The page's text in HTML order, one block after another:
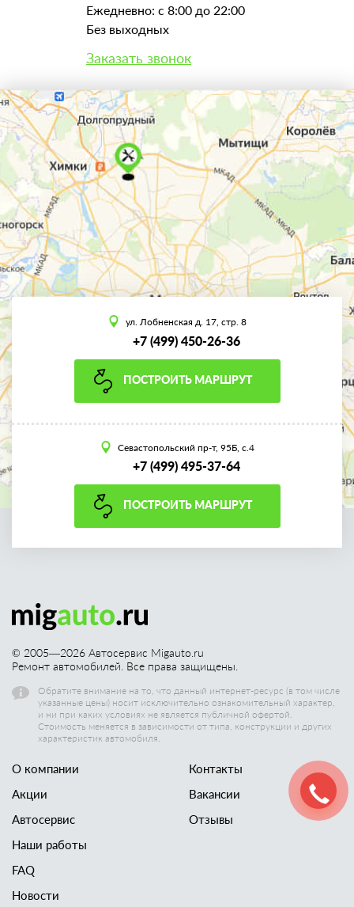
Ежедневно: с 8:00 до 22:00
Без выходных
Заказать звонок
ул. Лобненская д. 17, стр. 8
+7 (499) 450-26-36
ПОСТРОИТЬ МАРШРУТ
Севастопольский пр-т, 95Б, с.4
+7 (499) 495-37-64
ПОСТРОИТЬ МАРШРУТ
© 2005—2026 Автосервис Migauto.ru
Ремонт автомобилей. Все права защищены.
Обратите внимание на то, что данный интернет-ресурс (в том числе
указанные цены) носит исключительно ознакомительный характер,
и ни при каких условиях не является публичной офертой.
Стоимость меняется в зависимости от типа, конструкции и других
характеристик автомобиля.
О компании
Акции
Автосервис
Наши работы
Контакты
Вакансии
Отзывы
FAQ
Новости